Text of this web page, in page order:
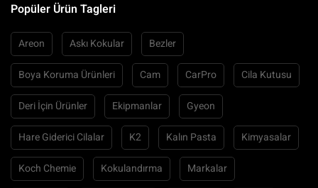
Popüler Ürün Tagleri
Areon Askı Kokular Bezler
Boya Koruma Ürünleri Cam CarPro Cila Kutusu
Deri İçin Ürünler Ekipmanlar Gyeon
Hare Giderici Cilalar K2 Kalın Pasta Kimyasalar
Koch Chemie Kokulandırma Markalar